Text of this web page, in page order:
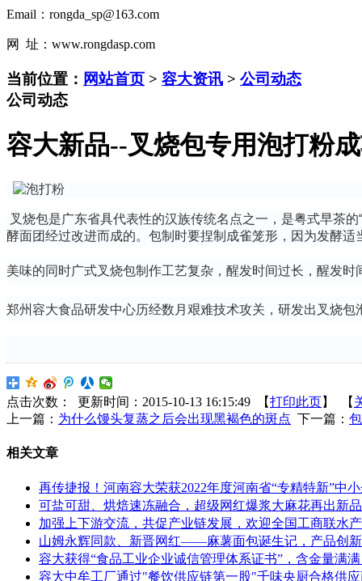
Email：rongda_sp@163.com
网 址：www.rongdasp.com
当前位置： 网站首页 > 容大资讯 > 公司动态
公司动态
容大新品--叉烧包专用泡打粉
叉烧包是广东省具代表性的汉族传统名点之一，是粤式早茶
酵面团经过改进而成的。包制时要捏制成雀笼形，因为发酵
美味的同时广式叉烧包制作工艺复杂，醒发时间过长，醒发
郑州容大食品研发中心历经数月艰难技术攻关，研发出叉烧包
点击次数： 更新时间：2015-10-13 16:15:49 【打印此页】 【
上一篇： 为什么馒头复蒸之后会出现黑褐色的斑点 下一篇：
相关文章
再传捷报！河南容大荣获2022年度河南省“专精特新”中
可盐可甜、烘焙速冻融合，超级网红爆浆大麻花再出新
加强上下游交流，共促产业链发展，欢迎全国工商联水
山姆永辉同款、新晋网红——麻薯面包诞生记，产品创
容大获得“食品工业企业诚信管理体系证书”，含金量满
容大中牟工厂通过"餐饮供应链第一股"千味央厨合格供